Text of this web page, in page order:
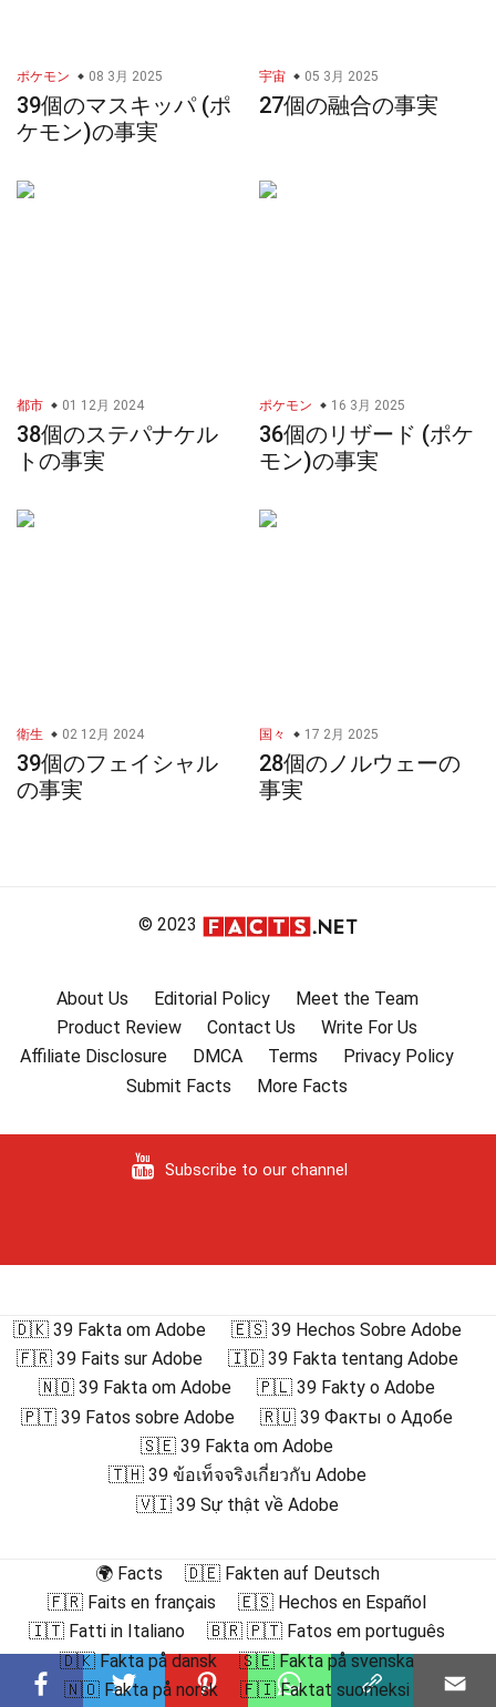
ポケモン 08 3月 2025
39個のマスキッパ (ポ
ケモン)の事実
宇宙 05 3月 2025
27個の融合の事実
都市 01 12月 2024
38個のステパナケル
トの事実
ポケモン 16 3月 2025
36個のリザード (ポケ
モン)の事実
衛生 02 12月 2024
39個のフェイシャル
の事実
国々 17 2月 2025
28個のノルウェーの
事実
© 2023
About Us Editorial Policy
Meet the Team
Product Review
Contact Us
Write For Us
Affiliate Disclosure
DMCA Terms
Privacy Policy
Submit Facts
More Facts
Subscribe to our channel
🇩🇰 39 Fakta om Adobe
🇪🇸 39 Hechos Sobre Adobe
🇫🇷 39 Faits sur Adobe
🇮🇩 39 Fakta tentang Adobe
🇳🇴 39 Fakta om Adobe
🇵🇱 39 Fakty o Adobe
🇵🇹 39 Fatos sobre Adobe
🇷🇺 39 Факты о Адобе
🇸🇪 39 Fakta om Adobe
🇹🇭 39 ข้อเท็จจริงเกี่ยวกับ Adobe
🇻🇮 39 Sự thật về Adobe
🌍 Facts
🇩🇪 Fakten auf Deutsch
🇫🇷 Faits en français
🇪🇸 Hechos en Español
🇮🇹 Fatti in Italiano
🇧🇷 🇵🇹 Fatos em português
🇩🇰 Fakta på dansk
🇸🇪 Fakta på svenska
🇳🇴 Fakta på norsk
🇫🇮 Faktat suomeksi